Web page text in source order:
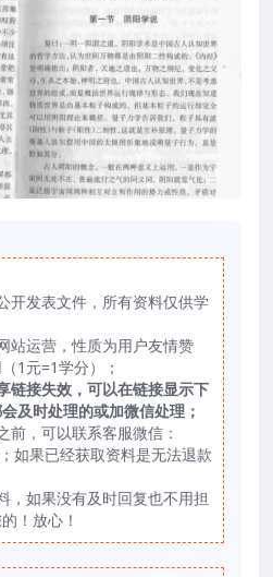
开发表文件，所有资料仅供学
站运营，性质为用户友情赞
1元=1学分）；
链接失效，可以在链接显示下
及时处理的或加微信处理；
前，可以联系客服微信：
如果已经获取资料是无法退款
，如果没有及时回复也不用担
！放心！